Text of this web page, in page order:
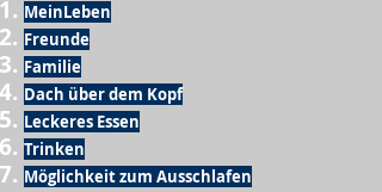
MeinLeben
Freunde
Familie
Dach über dem Kopf
Leckeres Essen
Trinken
Möglichkeit zum Ausschlafen